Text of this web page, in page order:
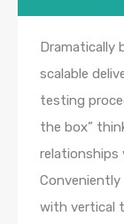
Dramatically
scalable
testing
the box”
relationships
with vertical